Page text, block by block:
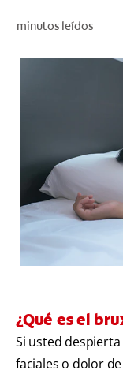
minutos leídos
¿Qué es el
Si usted
faciales o dolor